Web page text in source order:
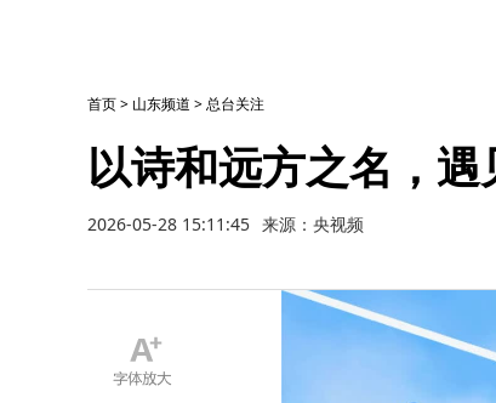
首页> 山东频道 >总台关注
以诗和远方之名，
2026-05-28 15:11:45 来源：央视频